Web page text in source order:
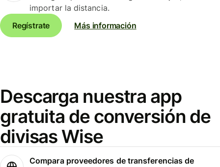
importar la distancia.
Regístrate
Más información
Descarga nuestra app
gratuita de conversión de
divisas Wise
Compara proveedores de transferencias de